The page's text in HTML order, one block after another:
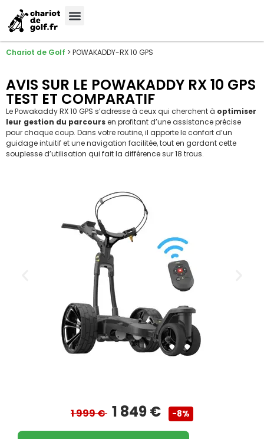
Chariot de Golf > POWAKADDY-RX 10 GPS
AVIS SUR LE POWAKADDY RX 10 GPS
TEST ET COMPARATIF
Le Powakaddy RX 10 GPS s’adresse à ceux qui cherchent à optimiser
leur gestion du parcoursen profitant d’une assistance précise
pour chaque coup. Dans votre routine, il apporte le confort d’un
guidage intuitif et une navigation facilitée, tout en gardant cette
souplesse d’utilisation qui fait la différence sur 18 trous.
1 999 € 1 849 € -8%